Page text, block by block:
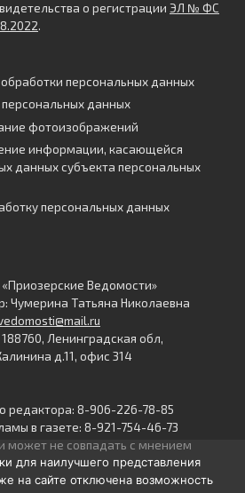
о регистрации ЭЛ № ФС
.
персональных данных
данных
фотоизображений
информации, касающейся
данных субъекта персональных
персональных данных
Ведомости»
Чумерина Татьяна Николаевна
Ленинградская обл,
д.11, офис 314
редактора: 8-906-226-78-85
в газете: 8-921-754-46-73
может не совпадать с мнением
для наилучшего представления
на сайте отключена возможность